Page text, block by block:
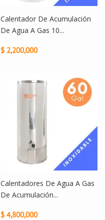
Calentador De Acumulación
De Agua A Gas 10...
$ 2,200,000
Calentadores De Agua A Gas
De Acumulación...
$ 4,800,000